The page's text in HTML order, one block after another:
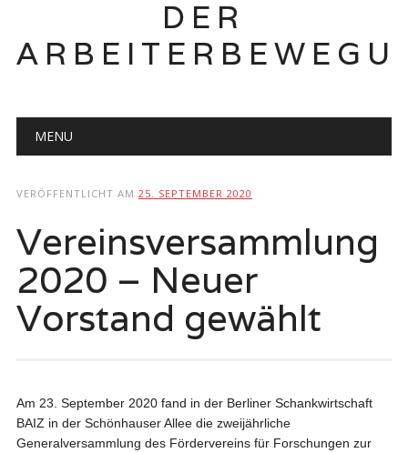
DER
Hauptmenü
MENU
VERÖFFENTLICHT AM 25. SEPTEMBER 2020
Vereinsversammlung
2020 – Neuer
Vorstand gewählt
Am 23. September 2020 fand in der Berliner Schankwirtschaft
BAIZ in der Schönhauser Allee die zweijährliche
Generalversammlung des Fördervereins für Forschungen zur